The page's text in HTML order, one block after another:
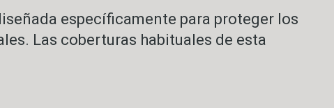
específicamente para proteger los
Las coberturas habituales de esta